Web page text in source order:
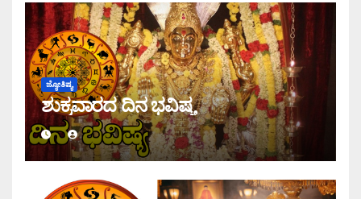
ಜ್ಯೋತಿಷ್ಯ
ಶುಕ್ರವಾರದ ದಿನ ಭವಿಷ್ಯ